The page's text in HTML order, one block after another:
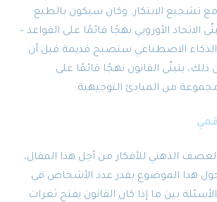
تشجيع الابتكار. وكان سيكون بالطبع
الاتحاد الأوروبي نهجًا قائمًا على القواعد –
الاصطناعي ستصبح قديمة قبل أن
ذلك، يتبنّى القانون نهجًا قائمًا على
من المبادئ التوجيهية.
الذهني للأفكار من أجل هذا المقال،
حول هذا الموضوع بقدر عدد الأشخاص في
بين ما إذا كان القانون يفتح ثغرات